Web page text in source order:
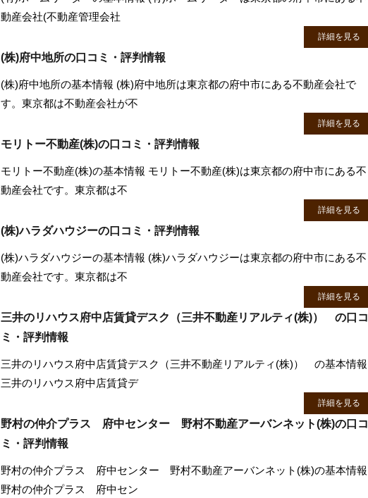
動産会社(不動産管理会社
詳細を見る
(株)府中地所の口コミ・評判情報
(株)府中地所の基本情報 (株)府中地所は東京都の府中市にある不動産会社で
す。東京都は不動産会社が不
詳細を見る
モリトー不動産(株)の口コミ・評判情報
モリトー不動産(株)の基本情報 モリトー不動産(株)は東京都の府中市にある不
動産会社です。東京都は不
詳細を見る
(株)ハラダハウジーの口コミ・評判情報
(株)ハラダハウジーの基本情報 (株)ハラダハウジーは東京都の府中市にある不
動産会社です。東京都は不
詳細を見る
三井のリハウス府中店賃貸デスク（三井不動産リアルティ(株)） の口コ
ミ・評判情報
三井のリハウス府中店賃貸デスク（三井不動産リアルティ(株)） の基本情報
三井のリハウス府中店賃貸デ
詳細を見る
野村の仲介プラス 府中センター 野村不動産アーバンネット(株)の口コ
ミ・評判情報
野村の仲介プラス 府中センター 野村不動産アーバンネット(株)の基本情報
野村の仲介プラス 府中セン